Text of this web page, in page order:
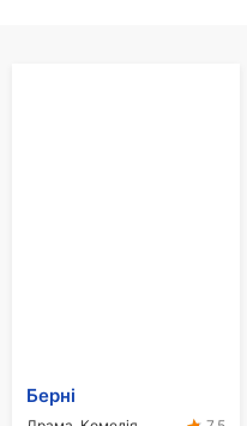
Берні